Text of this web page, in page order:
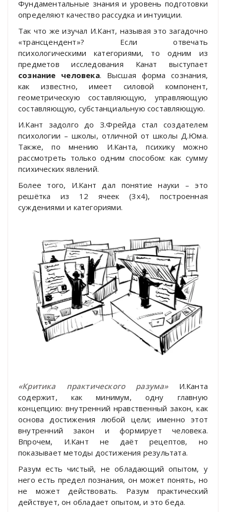
Фундаментальные знания и уровень подготовки
определяют качество рассудка и интуиции.
Так что же изучал И.Кант, называя это загадочно
«трансцендент»? Если отвечать
психологическими категориями, то одним из
предметов исследования Канат выступает
сознание человека. Высшая форма сознания,
как известно, имеет силовой компонент,
геометрическую составляющую, управляющую
составляющую, субстанциальную составляющую.
И.Кант задолго до З.Фрейда стал создателем
психологии – школы, отличной от школы Д.Юма.
Также, по мнению И.Канта, психику можно
рассмотреть только одним способом: как сумму
психических явлений.
Более того, И.Кант дал понятие науки – это
решётка из 12 ячеек (3х4), построенная
суждениями и категориями.
«Критика практического разума»И.Канта
содержит, как минимум, одну главную
концепцию: внутренний нравственный закон, как
основа достижения любой цели; именно этот
внутренний закон и формирует человека.
Впрочем, И.Кант не даёт рецептов, но
показывает методы достижения результата.
Разум есть чистый, не обладающий опытом, у
него есть предел познания, он может понять, но
не может действовать. Разум практический
действует, он обладает опытом, и это беда.